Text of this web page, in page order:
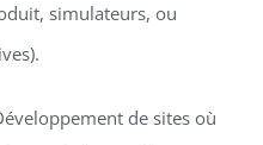
simulateurs, ou
de sites où